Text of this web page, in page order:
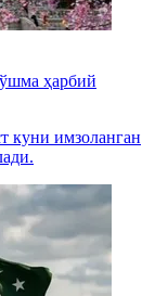
ҳарбий
куни имзоланган